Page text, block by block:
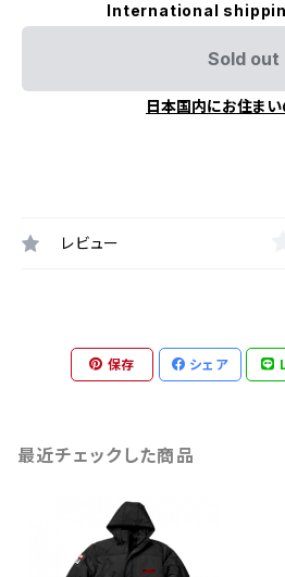
International
Sold out
日本国内にお住ま
レビュー
保存 シェア
最近チェックした商品